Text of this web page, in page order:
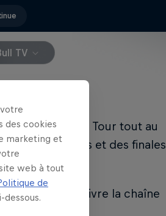
TV
Premier Padel Tour tout au
demi-finales et des finales
pouvez suivre la chaîne
des cookies
marketing et
web à tout
de